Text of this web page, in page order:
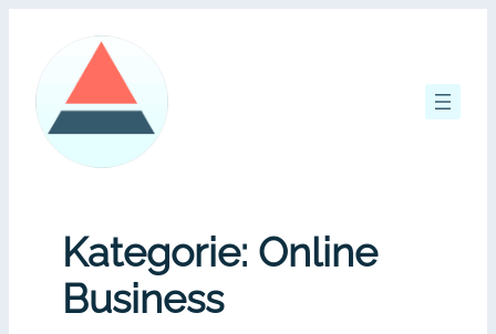
springen
Kategorie: Online
Business